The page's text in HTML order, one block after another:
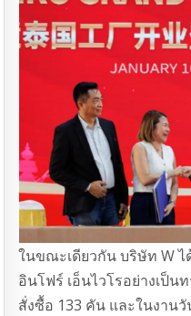
ในขณะเดียวกัน บริษัท W
อินโฟร์ เอ็นไวโรอย่างเป็น
สั่งซื้อ 133 คัน และในงาน